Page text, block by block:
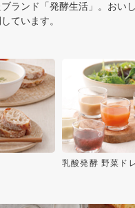
ランド「発酵生活」。おい
ています。
乳酸発酵 野菜ド